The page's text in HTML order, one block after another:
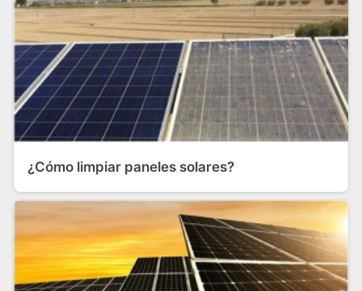
¿Cómo limpiar paneles solares?